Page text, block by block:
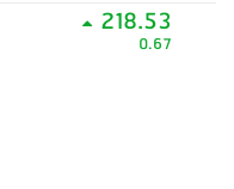
218.53
0.67